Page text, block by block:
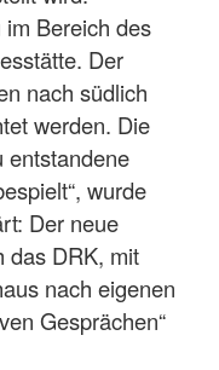
Bereich des
Der
nach südlich
werden. Die
entstandene
wurde
Der neue
das DRK, mit
nach eigenen
Gesprächen“